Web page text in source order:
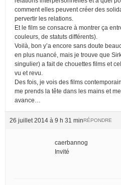
comment elles peuvent créer des
pervertir les relations.
Et le film se consacre à montrer ça
couleurs, de statuts différents).
Voilà, bon y’a encore sans doute
en plus nuancé, mais je trouve que
singulier) a fait de chouettes films et
vu et revu.
Des fois, je vois des films
me prends la tête dans les mains et
avance…
26 juillet 2014 à 9 h 31 minRÉPONDRE
caerbannog
Invité